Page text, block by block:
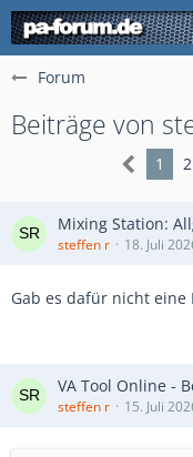
Forum
Beiträge von
1 2
Mixing Station:
steffen r 18. Juli
Gab es dafür nicht eine
VA Tool Online -
steffen r 15. Juli